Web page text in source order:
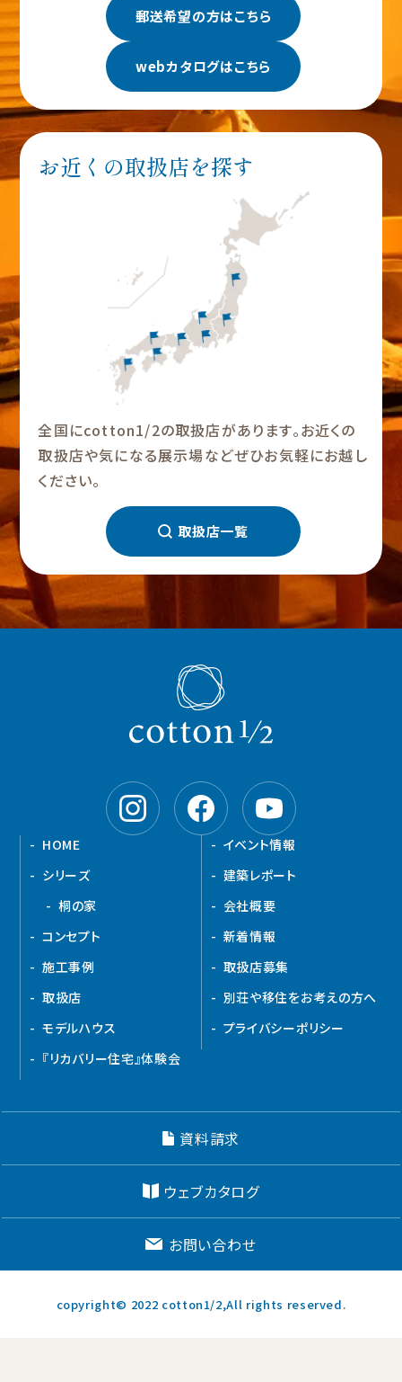
郵送希望の方はこちら
webカタログはこちら
お近くの取扱店を探す
全国にcotton1/2の取扱店があります。お近くの
取扱店や気になる展示場などぜひお気軽にお越し
ください。
取扱店一覧
HOME
シリーズ
桐の家
コンセプト
施工事例
取扱店
モデルハウス
『リカバリー住宅』体験会
イベント情報
建築レポート
会社概要
新着情報
取扱店募集
別荘や移住をお考えの方へ
プライバシーポリシー
資料請求
ウェブカタログ
お問い合わせ
copyright© 2022 cotton1/2,All rights reserved.